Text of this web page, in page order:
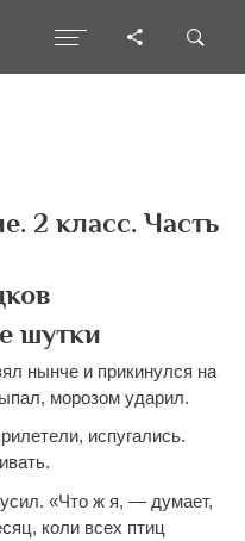
2 класс. Часть
шутки
нынче и прикинулся на
морозом ударил.
испугались.
«Что ж я, — думает,
коли всех птиц